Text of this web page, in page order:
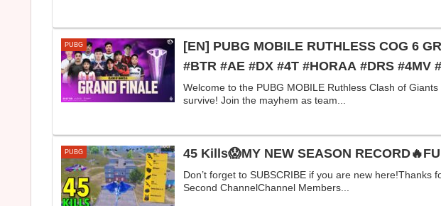
PUBG
[EN] PUBG MOBILE RUTHLESS COG 6
#BTR #AE #DX #4T #HORAA #DRS
Welcome to the PUBG MOBILE Ruthless Clash of
survive! Join the mayhem as team...
PUBG 45 Kills😱MY NEW SEASON
Don’t forget to SUBSCRIBE if you are new here!Thanks
Second ChannelChannel Members...